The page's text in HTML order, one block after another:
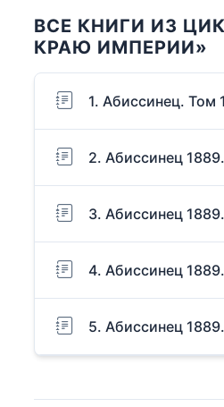
ВСЕ КНИГИ ИЗ
КРАЮ ИМПЕРИИ»
1. Абиссинец. Том 1
2. Абиссинец
3. Абиссинец
4. Абиссинец
5. Абиссинец